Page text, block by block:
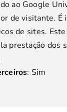
ao Google
de visitante. É
de sites.
prestação dos
: Sim